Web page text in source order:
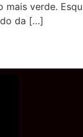
verde.
da […]